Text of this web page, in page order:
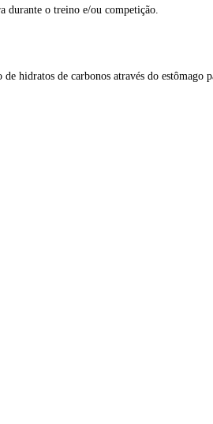
durante o treino e/ou competição.
hidratos de carbonos através do estômago